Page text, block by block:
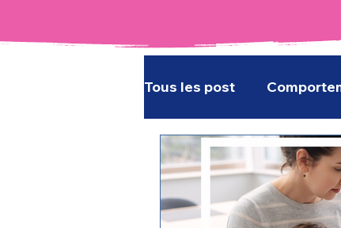
Tous les post
Épuisement parental